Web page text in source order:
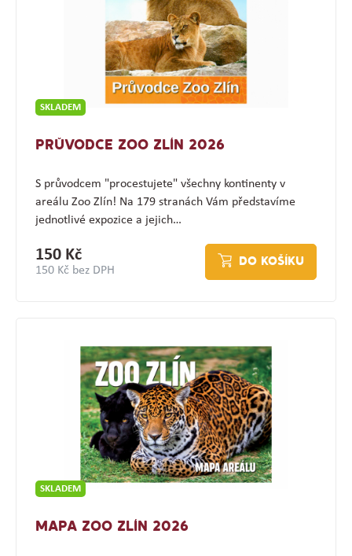
SKLADEM
PRŮVODCE ZOO ZLÍN 2026
S průvodcem "procestujete" všechny kontinenty v
areálu Zoo Zlín! Na 179 stranách Vám představíme
jednotlivé expozice a jejich…
150 Kč
150 Kč bez DPH
DO KOŠÍKU
SKLADEM
MAPA ZOO ZLÍN 2026